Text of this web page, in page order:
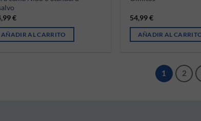
€
AÑADIR AL CARRITO
54,99€
AÑADIR AL
1 2